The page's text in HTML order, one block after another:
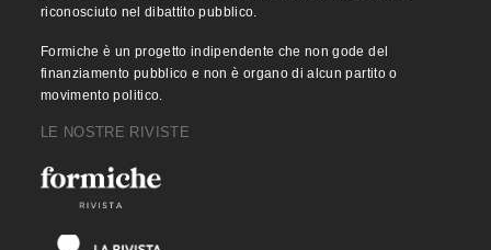
riconosciuto nel dibattito pubblico.
Formiche è un progetto indipendente che non gode del
finanziamento pubblico e non è organo di alcun partito o
movimento politico.
LE NOSTRE RIVISTE